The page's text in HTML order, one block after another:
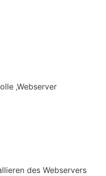
‚Webserver
des Webservers